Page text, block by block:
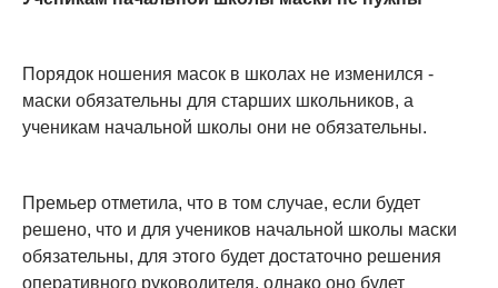
Порядок ношения масок в школах не изменился -
маски обязательны для старших школьников, а
ученикам начальной школы они не обязательны.
Премьер отметила, что в том случае, если будет
решено, что и для учеников начальной школы маски
обязательны, для этого будет достаточно решения
оперативного руководителя, однако оно будет